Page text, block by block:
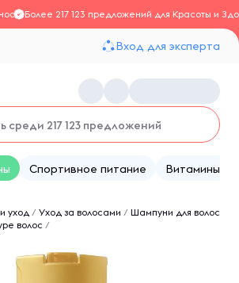
Более 217 123 предложений для Красоты и
Вход для эксперта
Спортивное питание Витамины
уход/ Уход за волосами / Шампуни для волос
волос /